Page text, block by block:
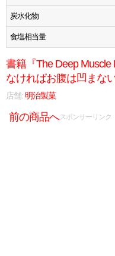
炭水化物
食塩相当量
書籍『The Deep
なければお腹は凹まな
店舗: 明治製菓
前の商品へスポンサーリンク